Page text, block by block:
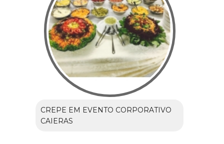
CREPE EM EVENTO CORPORATIVO
CAIERAS